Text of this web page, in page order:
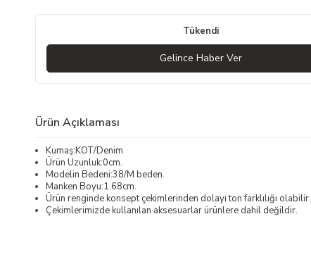
Tükendi
Gelince Haber Ver
Ürün Açıklaması
Kumaş:KOT/Denim
Ürün Uzunluk:0cm.
Modelin Bedeni:38/M beden.
Manken Boyu:1.68cm.
Ürün renginde konsept çekimlerinden dolayı ton farklılığı olabilir.
Çekimlerimizde kullanılan aksesuarlar ürünlere dahil değildir.